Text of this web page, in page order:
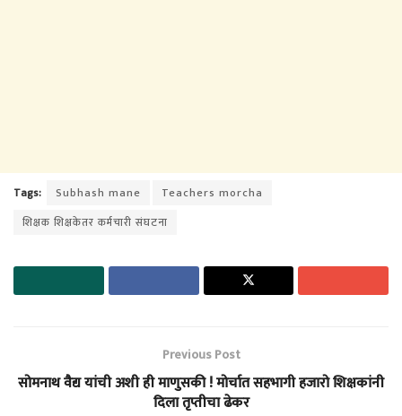
Tags: Subhash mane
Teachers morcha
शिक्षक शिक्षकेतर कर्मचारी संघटना
Previous Post
सोमनाथ वैद्य यांची अशी ही माणुसकी ! मोर्चात सहभागी हजारो शिक्षकांनी
दिला तृप्तीचा ढेकर